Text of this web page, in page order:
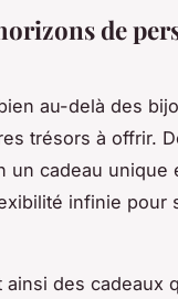
de
au-delà des
trésors à offrir.
un cadeau unique
infinie pour
des cadeaux